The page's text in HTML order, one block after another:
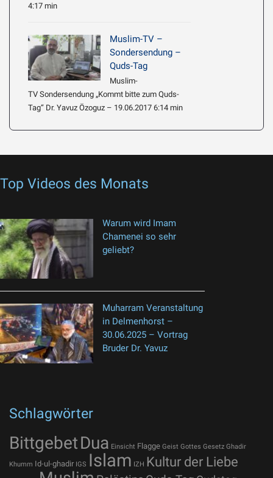
4:17 min
Muslim-TV –
Sondersendung –
Quds-Tag
Muslim-
TV Sondersendung „Kommt bitte zum Quds-
Tag“ Dr. Yavuz Özoguz – 19.06.2017 6:14 min
Top Videos des Monats
Warum wird Imam
Chamenei so sehr
geliebt?
Muharram Veranstaltung
in Delmenhorst –
30.06.2025 – Vortrag
Bruder Dr. Yavuz
Schlagwörter
BittgebetDua Einsicht Flagge Geist Gottes Gesetz Ghadir
Khumm Id-ul-ghadir IGS Islam IZH Kultur der Liebe